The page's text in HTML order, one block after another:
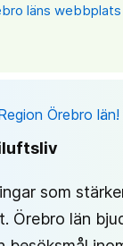
läns
Örebro län!
som
Örebro län